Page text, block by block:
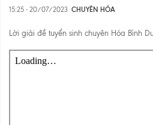
15:25 - 20/07/2023 CHUYÊN HÓA
Lời giải đề tuyển sinh chuyên Hóa Bình